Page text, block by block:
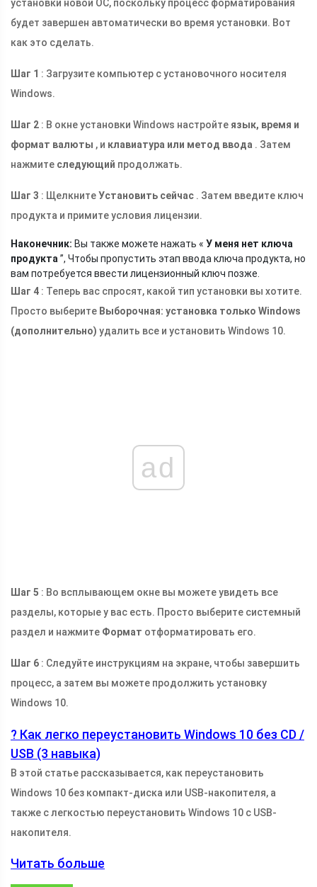
установки новой ОС, поскольку процесс форматирования
будет завершен автоматически во время установки. Вот
как это сделать.
Шаг 1 : Загрузите компьютер с установочного носителя
Windows.
Шаг 2 : В окне установки Windows настройте язык, время и
формат валюты , и клавиатура или метод ввода . Затем
нажмите следующий продолжать.
Шаг 3 : ЩелкнитеУстановить сейчас . Затем введите ключ
продукта и примите условия лицензии.
Наконечник: Вы также можете нажать « У меня нет ключа
продукта”, Чтобы пропустить этап ввода ключа продукта, но
вам потребуется ввести лицензионный ключ позже.
Шаг 4 : Теперь вас спросят, какой тип установки вы хотите.
Просто выберите Выборочная: установка только Windows
(дополнительно) удалить все и установить Windows 10.
ad
Шаг 5 : Во всплывающем окне вы можете увидеть все
разделы, которые у вас есть. Просто выберите системный
раздел и нажмите Формат отформатировать его.
Шаг 6 : Следуйте инструкциям на экране, чтобы завершить
процесс, а затем вы можете продолжить установку
Windows 10.
? Как легко переустановить Windows 10 без CD /
USB (3 навыка)
В этой статье рассказывается, как переустановить
Windows 10 без компакт-диска или USB-накопителя, а
также с легкостью переустановить Windows 10 с USB-
накопителя.
Читать больше